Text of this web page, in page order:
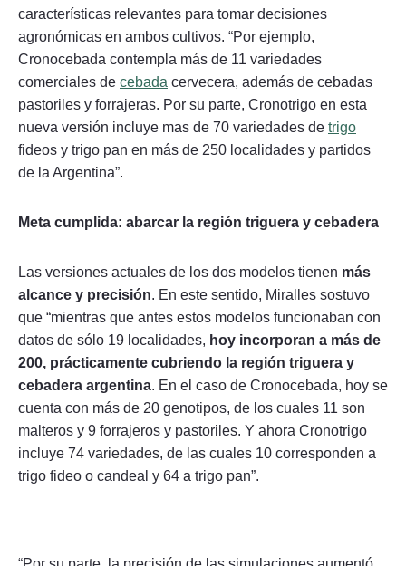
características relevantes para tomar decisiones
agronómicas en ambos cultivos. “Por ejemplo,
Cronocebada contempla más de 11 variedades
comerciales de cebada cervecera, además de cebadas
pastoriles y forrajeras. Por su parte, Cronotrigo en esta
nueva versión incluye mas de 70 variedades de trigo
fideos y trigo pan en más de 250 localidades y partidos
de la Argentina”.
Meta cumplida: abarcar la región triguera y cebadera
Las versiones actuales de los dos modelos tienen más
alcance y precisión. En este sentido, Miralles sostuvo
que “mientras que antes estos modelos funcionaban con
datos de sólo 19 localidades, hoy incorporan a más de
200, prácticamente cubriendo la región triguera y
cebadera argentina. En el caso de Cronocebada, hoy se
cuenta con más de 20 genotipos, de los cuales 11 son
malteros y 9 forrajeros y pastoriles. Y ahora Cronotrigo
incluye 74 variedades, de las cuales 10 corresponden a
trigo fideo o candeal y 64 a trigo pan”.